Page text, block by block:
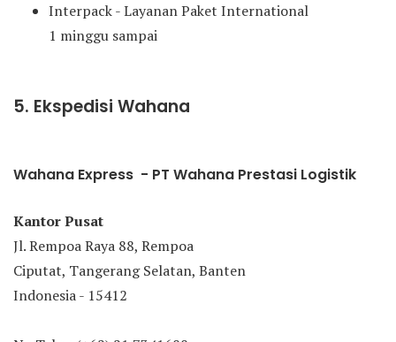
Interpack - Layanan Paket International
1 minggu sampai
5. Ekspedisi Wahana
Wahana Express - PT Wahana Prestasi Logistik
Kantor Pusat
Jl. Rempoa Raya 88, Rempoa
Ciputat, Tangerang Selatan, Banten
Indonesia - 15412